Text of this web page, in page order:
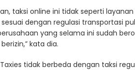
taksi online ini tidak seperti
dengan regulasi transportasi
yang selama ini sudah
kata dia.
tidak berbeda dengan taksi